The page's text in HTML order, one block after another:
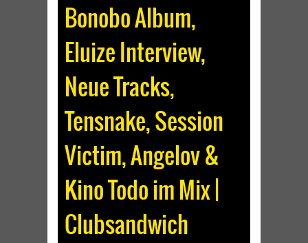
Bonobo Album,
Eluize Interview,
Neue Tracks,
Tensnake, Session
Victim, Angelov &
Kino Todo im Mix |
Clubsandwich